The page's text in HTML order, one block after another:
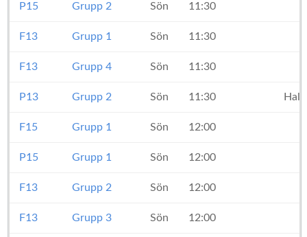
P15 Grupp 2 Sön 11:30
F13 Grupp 1 Sön 11:30
F13 Grupp 4 Sön 11:30
P13 Grupp 2 Sön 11:30
F15 Grupp 1 Sön 12:00
P15 Grupp 1 Sön 12:00
F13 Grupp 2 Sön 12:00
F13 Grupp 3 Sön 12:00